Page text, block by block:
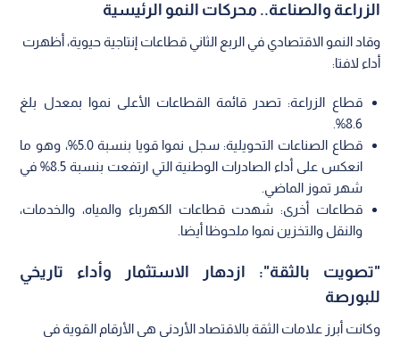
الزراعة والصناعة.. محركات النمو الرئيسية
وقاد النمو الاقتصادي في الربع الثاني قطاعات إنتاجية حيوية، أظهرت
أداء لافتا:
قطاع الزراعة: تصدر قائمة القطاعات الأعلى نموا بمعدل بلغ
8.6%.
قطاع الصناعات التحويلية: سجل نموا قويا بنسبة 5.0%، وهو ما
انعكس على أداء الصادرات الوطنية التي ارتفعت بنسبة 8.5% في
شهر تموز الماضي.
قطاعات أخرى: شهدت قطاعات الكهرباء والمياه، والخدمات،
والنقل والتخزين نموا ملحوظا أيضا.
"تصويت بالثقة": ازدهار الاستثمار وأداء تاريخي
للبورصة
وكانت أبرز علامات الثقة بالاقتصاد الأردني هي الأرقام القوية في